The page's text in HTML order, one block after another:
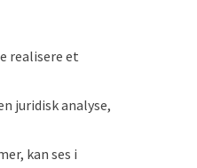
realisere et
juridisk analyse,
kan ses i